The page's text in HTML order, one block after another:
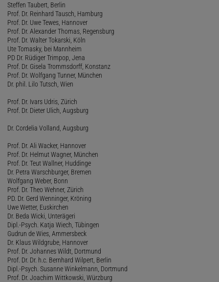
Steffen Taubert, Berlin
Prof. Dr. Reinhard Tausch, Hamburg
Prof. Dr. Uwe Tewes, Hannover
Prof. Dr. Alexander Thomas, Regensburg
Prof. Dr. Walter Tokarski, Köln
Ute Tomasky, bei Mannheim
PD Dr. Rüdiger Trimpop, Jena
Prof. Dr. Gisela Trommsdorff, Konstanz
Prof. Dr. Wolfgang Tunner, München
Dr. phil. Lilo Tutsch, Wien
Prof. Dr. Ivars Udris, Zürich
Prof. Dr. Dieter Ulich, Augsburg
Dr. Cordelia Volland, Augsburg
Prof. Dr. Ali Wacker, Hannover
Prof. Dr. Helmut Wagner, München
Prof. Dr. Teut Wallner, Huddinge
Dr. Petra Warschburger, Bremen
Wolfgang Weber, Bonn
Prof. Dr. Theo Wehner, Zürich
PD. Dr. Gerd Wenninger, Kröning
Uwe Wetter, Euskirchen
Dr. Beda Wicki, Unterägeri
Dipl.-Psych. Katja Wiech, Tübingen
Gudrun de Wies, Ammersbeck
Dr. Klaus Wildgrube, Hannover
Prof. Dr. Johannes Wildt, Dortmund
Prof. Dr. Dr. h.c. Bernhard Wilpert, Berlin
Dipl.-Psych. Susanne Winkelmann, Dortmund
Prof. Dr. Joachim Wittkowski, Würzburg